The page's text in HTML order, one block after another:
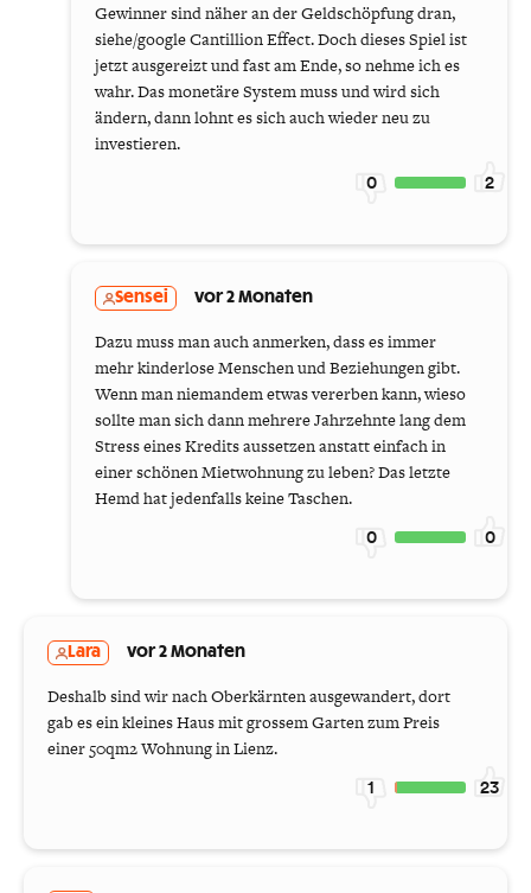
Gewinner sind näher an der Geldschöpfung dran,
siehe/google Cantillion Effect. Doch dieses Spiel ist
jetzt ausgereizt und fast am Ende, so nehme ich es
wahr. Das monetäre System muss und wird sich
ändern, dann lohnt es sich auch wieder neu zu
investieren.
0 2
Sensei vor 2 Monaten
Dazu muss man auch anmerken, dass es immer
mehr kinderlose Menschen und Beziehungen gibt.
Wenn man niemandem etwas vererben kann, wieso
sollte man sich dann mehrere Jahrzehnte lang dem
Stress eines Kredits aussetzen anstatt einfach in
einer schönen Mietwohnung zu leben? Das letzte
Hemd hat jedenfalls keine Taschen.
0 0
Lara vor 2 Monaten
Deshalb sind wir nach Oberkärnten ausgewandert, dort
gab es ein kleines Haus mit grossem Garten zum Preis
einer 50qm2 Wohnung in Lienz.
1 23